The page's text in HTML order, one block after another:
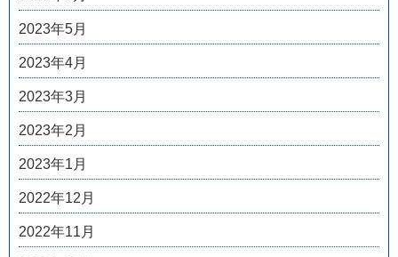
2023年5月
2023年4月
2023年3月
2023年2月
2023年1月
2022年12月
2022年11月